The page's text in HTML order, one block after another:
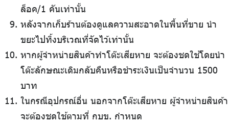
ล็อค/1 คันเท่านั้น
หลังจากเก็บร้านต้องดูแลความสะอาดในพื้นที่ขาย นำ
ขยะไปทิ้งบริเวณที่จัดไว้เท่านั้น
หากผู้จำหน่ายสินค้าทำโต๊ะเสียหาย จะต้องชดใช้โดยนำ
โต๊ะลักษณะเดิมกลับคืนหรือชำระเงินเป็นจำนวน 1500
บาท
ในกรณีอุปกรณ์อื่น นอกจากโต๊ะเสียหาย ผู้จำหน่ายสินค้า
จะต้องชดใช้ตามที่ กบข. กำหนด